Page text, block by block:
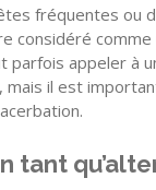
fréquentes ou
considéré comme
parfois appeler à
mais il est
tant